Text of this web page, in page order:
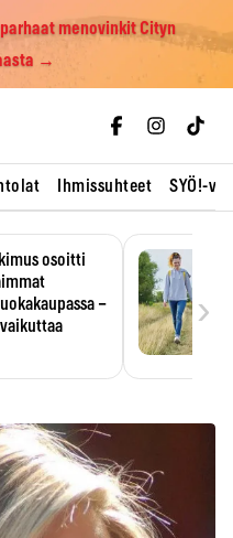
menovinkit Cityn
→
Ihmissuhteet SYÖ!-
osoitti
–
›